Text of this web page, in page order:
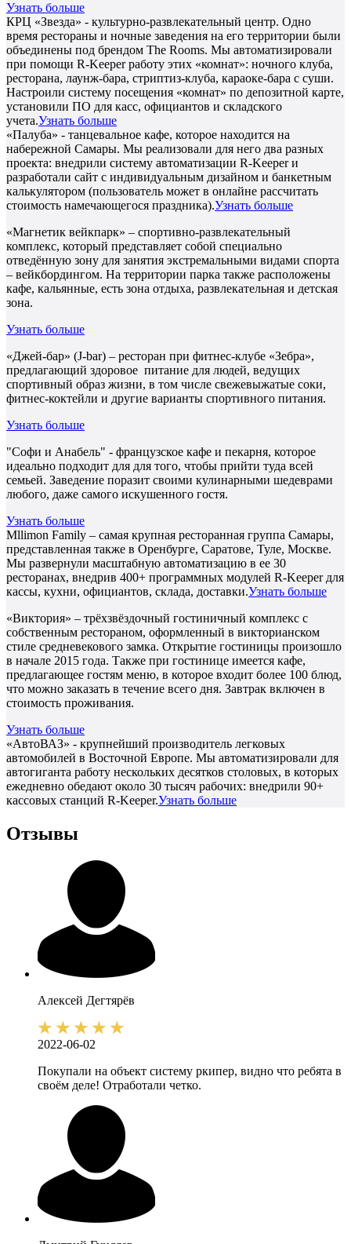
Узнать больше
КРЦ «Звезда» - культурно-развлекательный центр. Одно
время рестораны и ночные заведения на его территории были
объединены под брендом The Rooms. Мы автоматизировали
при помощи R-Keeper работу этих «комнат»: ночного клуба,
ресторана, лаунж-бара, стриптиз-клуба, караоке-бара с суши.
Настроили систему посещения «комнат» по депозитной карте,
установили ПО для касс, официантов и складского
учета.Узнать больше
«Палуба» - танцевальное кафе, которое находится на
набережной Самары. Мы реализовали для него два разных
проекта: внедрили систему автоматизации R-Keeper и
разработали сайт с индивидуальным дизайном и банкетным
калькулятором (пользователь может в онлайне рассчитать
стоимость намечающегося праздника).Узнать больше
«Магнетик вейкпарк» – спортивно-развлекательный
комплекс, который представляет собой специально
отведённую зону для занятия экстремальными видами спорта
– вейкбордингом. На территории парка также расположены
кафе, кальянные, есть зона отдыха, развлекательная и детская
зона.
Узнать больше
«Джей-бар» (J-bar) – ресторан при фитнес-клубе «Зебра»,
предлагающий здоровое питание для людей, ведущих
спортивный образ жизни, в том числе свежевыжатые соки,
фитнес-коктейли и другие варианты спортивного питания.
Узнать больше
"Софи и Анабель" - французское кафе и пекарня, которое
идеально подходит для для того, чтобы прийти туда всей
семьей. Заведение поразит своими кулинарными шедеврами
любого, даже самого искушенного гостя.
Узнать больше
Mllimon Family – самая крупная ресторанная группа Самары,
представленная также в Оренбурге, Саратове, Туле, Москве.
Мы развернули масштабную автоматизацию в ее 30
ресторанах, внедрив 400+ программных модулей R-Keeper для
кассы, кухни, официантов, склада, доставки.Узнать больше
«Виктория» – трёхзвёздочный гостиничный комплекс с
собственным рестораном, оформленный в викторианском
стиле средневекового замка. Открытие гостиницы произошло
в начале 2015 года. Также при гостинице имеется кафе,
предлагающее гостям меню, в которое входит более 100 блюд,
что можно заказать в течение всего дня. Завтрак включен в
стоимость проживания.
Узнать больше
«АвтоВАЗ» - крупнейший производитель легковых
автомобилей в Восточной Европе. Мы автоматизировали для
автогиганта работу нескольких десятков столовых, в которых
ежедневно обедают около 30 тысяч рабочих: внедрили 90+
кассовых станций R-Keeper.Узнать больше
Отзывы
Алексей Дегтярёв
2022-06-02
Покупали на объект систему ркипер, видно что ребята в
своём деле! Отработали четко.